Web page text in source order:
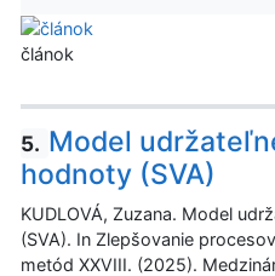
článok
5. Model
hodnoty (SVA)
KUDLOVÁ, Zuzana. Model
(SVA). In Zlepšovanie
metód XXVIII. (2025).